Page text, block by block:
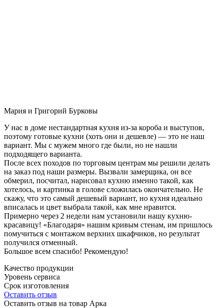
Мария и Григорий Бурковы
У нас в доме нестандартная кухня из-за короба и выступов,
поэтому готовые кухни (хоть они и дешевле) — это не наш
вариант. Мы с мужем много где были, но не нашли
подходящего варианта.
После всех походов по торговым центрам мы решили делать
на заказ под наши размеры. Вызвали замерщика, он все
обмерил, посчитал, нарисовал кухню именно такой, как
хотелось, и картинка в голове сложилась окончательно. Не
скажу, что это самый дешевый вариант, но кухня идеально
вписалась и цвет выбрала такой, как мне нравится.
Примерно через 2 недели нам установили нашу кухню-
красавицу! «Благодаря» нашим кривым стенам, им пришлось
помучиться с монтажом верхних шкафчиков, но результат
получился отменный.
Большое всем спасибо! Рекомендую!
Качество продукции
Уровень сервиса
Срок изготовления
Оставить отзыв
Оставить отзыв на товар Арка